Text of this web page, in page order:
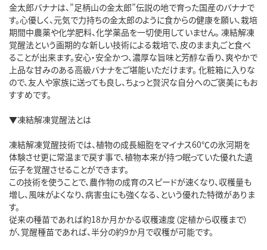
金太郎バナナは、”足柄山の金太郎”伝説の地で育った国産のバナナで
す。心優しく、元気で力持ちの金太郎のように食からの健康を願い、栽培
期間中農薬や化学肥料、化学薬品を一切使用していません。 凍結解凍
覚醒法という画期的な新しい技術による栽培で、皮のまま丸ごと食べ
ることが出来ます。安心・安全かつ、濃厚な旨味と芳醇な香り、爽やかで
上品な甘みのある高級バナナをご堪能いただけます。 化粧箱に入りな
ので、友人や家族に送っても良し、ちょっと贅沢な自分へのご褒美にもお
すすめです。
▼凍結解凍覚醒法とは
凍結解凍覚醒技術では、植物の成長細胞をマイナス60℃の氷河期を
体験させ更に常温まで戻す事で、植物本来が持つ眠っていた優れた遺
伝子を覚醒させることができます。
この技術を使うことで、農作物の成育のスピードが速くなり、収穫量も
増し、風味がよくなり、病害虫にも強くなる、という優れた特徴がありま
す。
従来の種苗であれば約18か月かかる収穫速度（定植から収穫まで）
が、覚醒種苗であれば、半分の約9か月で収穫が可能です。